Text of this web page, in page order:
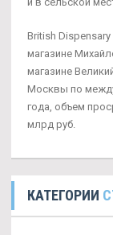
British
магазине
магазине
Москвы по
года, объем
млрд руб.
КАТЕГОРИИ